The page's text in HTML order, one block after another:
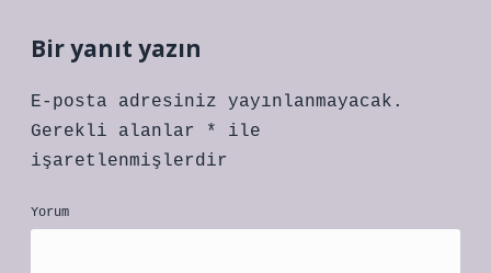
Bir yanıt yazın
E-posta adresiniz yayınlanmayacak.
Gerekli alanlar
*
ile
işaretlenmişlerdir
Yorum